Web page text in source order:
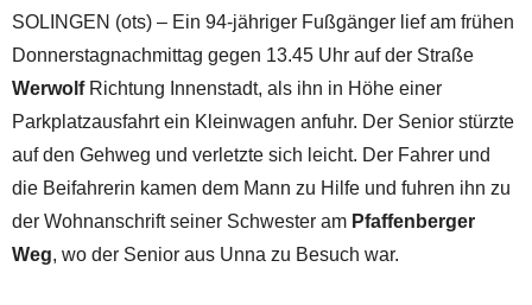
SOLINGEN (ots) – Ein 94-jähriger Fußgänger lief am frühen
Donnerstagnachmittag gegen 13.45 Uhr auf der Straße
WerwolfRichtung Innenstadt, als ihn in Höhe einer
Parkplatzausfahrt ein Kleinwagen anfuhr. Der Senior stürzte
auf den Gehweg und verletzte sich leicht. Der Fahrer und
die Beifahrerin kamen dem Mann zu Hilfe und fuhren ihn zu
der Wohnanschrift seiner Schwester am Pfaffenberger
Weg, wo der Senior aus Unna zu Besuch war.